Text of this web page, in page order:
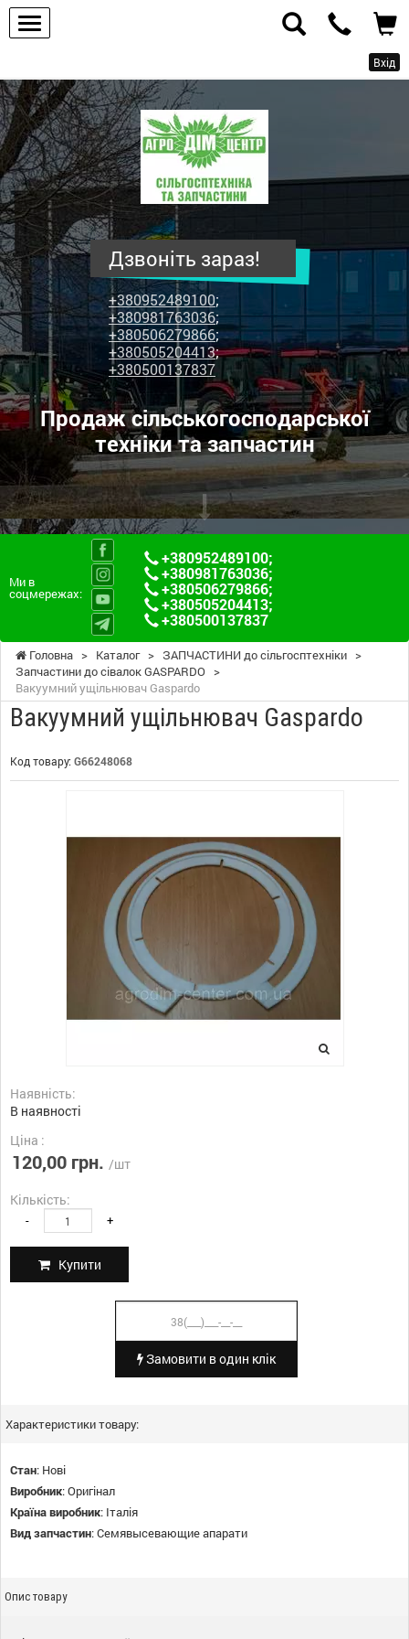
Вхід
ПП
"Агродім-
центр"
-
продаж
сільськогосподарської
техніки
та
запчастин
Дзвоніть зараз!
+380952489100;
+380981763036;
+380506279866;
+380505204413;
+380500137837
Продаж сільськогосподарської
техніки та запчастин
Ми в
соцмережах:
+380952489100;
+380981763036;
+380506279866;
+380505204413;
+380500137837
Головна > Каталог > ЗАПЧАСТИНИ до сільгосптехніки >
Запчастини до сівалок GASPARDO >
Вакуумний ущільнювач Gaspardo
Вакуумний ущільнювач Gaspardo
Код товару: G66248068
Наявність:
В наявності
Ціна :
120,00 грн. /шт
Кількість:
- +
Купити
Замовити в один клік
Характеристики товару:
Стан: Нові
Виробник:Оригінал
Країна виробник: Італія
Вид запчастин:Семявысевающие апарати
Опис товару